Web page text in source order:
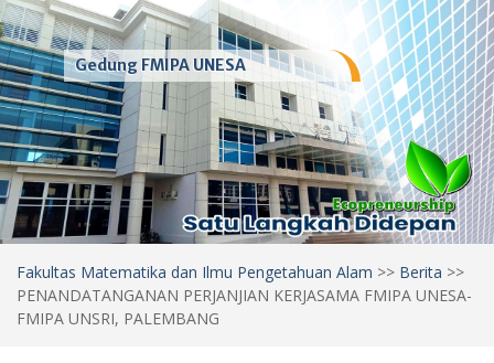
Gedung FMIPA UNESA
Fakultas Matematika dan Ilmu Pengetahuan Alam >> Berita >>
PENANDATANGANAN PERJANJIAN KERJASAMA FMIPA UNESA-
FMIPA UNSRI, PALEMBANG